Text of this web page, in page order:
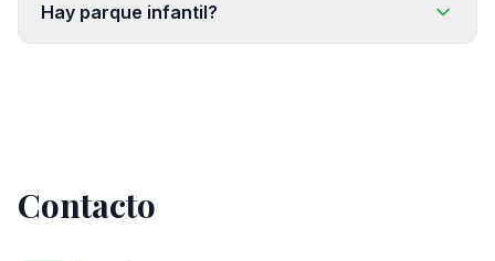
Hay parque infantil?
Contacto